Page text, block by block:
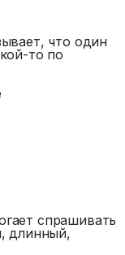
что один
то по
спрашивать
длинный,